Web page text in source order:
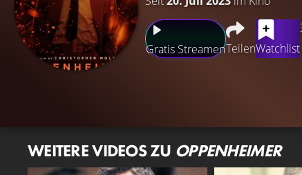
Gratis StreamenTeilenWatchlist
WEITERE VIDEOS ZU OPPENHEIMER